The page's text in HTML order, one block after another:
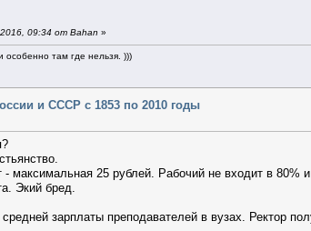
09:34 от Bahan »
особенно там где нельзя. )))
и СССР с 1853 по 2010 годы
- максимальная 25 рублей. Рабочий не входит в 80%
Экий бред.
зарплаты преподавателей в вузах. Ректор